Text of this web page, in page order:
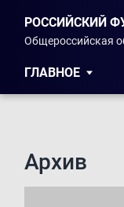
РОССИЙСКИЙ
Общероссийская
ГЛАВНОЕ
Архив